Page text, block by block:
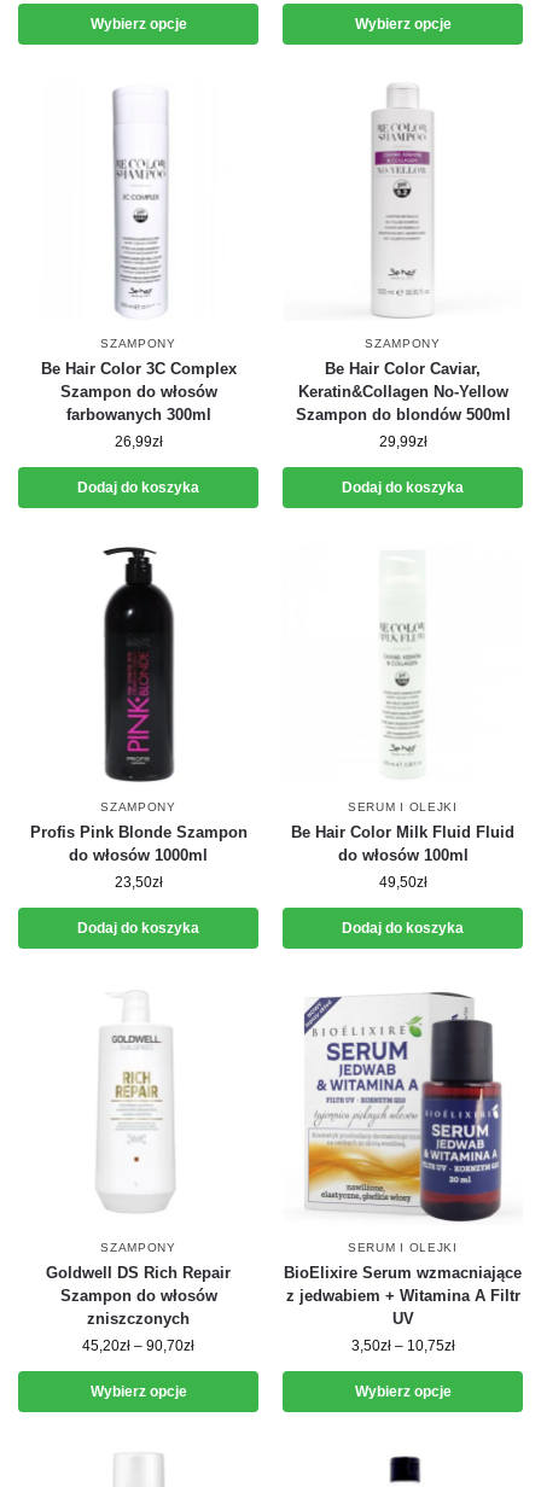
Wybierz opcje Wybierz opcje
SZAMPONY
Be Hair Color 3C Complex
Szampon do włosów
farbowanych 300ml
26,99zł
Dodaj do koszyka
SZAMPONY
Be Hair Color Caviar,
Keratin&Collagen No-Yellow
Szampon do blondów 500ml
29,99zł
Dodaj do koszyka
SZAMPONY
Profis Pink Blonde Szampon
do włosów 1000ml
23,50zł
Dodaj do koszyka
SERUM I OLEJKI
Be Hair Color Milk Fluid Fluid
do włosów 100ml
49,50zł
Dodaj do koszyka
SZAMPONY
Goldwell DS Rich Repair
Szampon do włosów
zniszczonych
45,20zł – 90,70zł
Wybierz opcje
SERUM I OLEJKI
BioElixire Serum wzmacniające
z jedwabiem + Witamina A Filtr
UV
3,50zł – 10,75zł
Wybierz opcje